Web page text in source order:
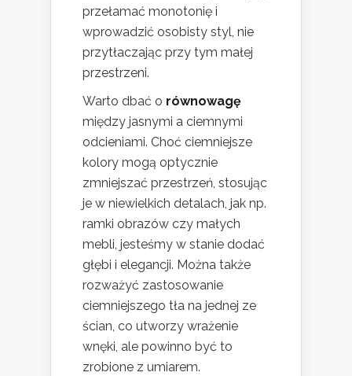
przełamać monotonię i
wprowadzić osobisty styl, nie
przytłaczając przy tym małej
przestrzeni.
Warto dbać o równowagę
między jasnymi a ciemnymi
odcieniami. Choć ciemniejsze
kolory mogą optycznie
zmniejszać przestrzeń, stosując
je w niewielkich detalach, jak np.
ramki obrazów czy małych
mebli, jesteśmy w stanie dodać
głębi i elegancji. Można także
rozważyć zastosowanie
ciemniejszego tła na jednej ze
ścian, co utworzy wrażenie
wnęki, ale powinno być to
zrobione z umiarem.